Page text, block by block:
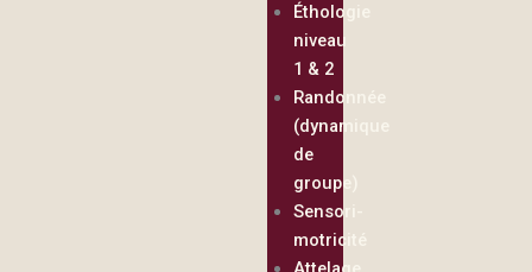
Éthologie
niveau
1 & 2
Randonnée
(dynamique
de
groupe)
Sensori-
motricité